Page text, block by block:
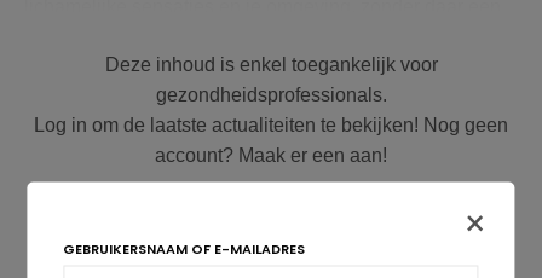
meemaakt.Deze inhoud is enkel toegankelijk voor
gezondheidsprofessionals.
Log in om de laatste actualiteiten te bekijken! Nog geen
account? Maak er een aan!
×
GEBRUIKERSNAAM OF E-MAILADRES